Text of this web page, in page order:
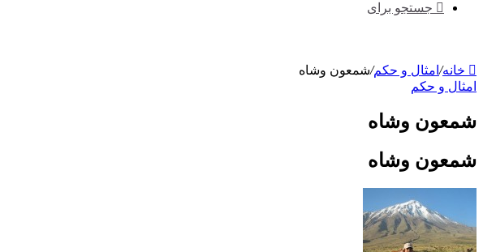
جستجو برای
خانه/ امثال و حکم/شمعون وشاه
امثال و حکم
شمعون وشاه
شمعون وشاه